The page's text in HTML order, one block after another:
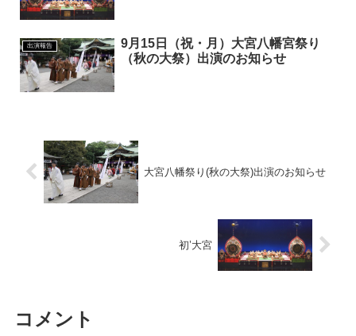
出演報告
9月15日（祝・月）大宮八幡宮祭り
（秋の大祭）出演のお知らせ
大宮八幡祭り(秋の大祭)出演のお知らせ
初’大宮
コメント